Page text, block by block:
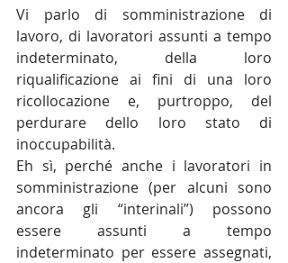
Vi parlo di somministrazione di
lavoro, di lavoratori assunti a tempo
indeterminato, della loro
riqualificazione ai fini di una loro
ricollocazione e, purtroppo, del
perdurare dello loro stato di
inoccupabilità.
Eh sì, perché anche i lavoratori in
somministrazione (per alcuni sono
ancora gli “interinali”) possono
essere assunti a tempo
indeterminato per essere assegnati,